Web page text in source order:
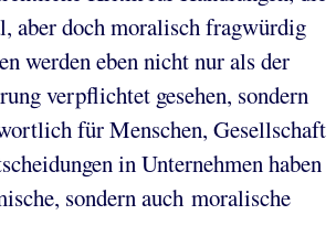
aber doch moralisch fragwürdig
werden eben nicht nur als der
verpflichtet gesehen, sondern
für Menschen, Gesellschaft
in Unternehmen haben
sondern auch moralische